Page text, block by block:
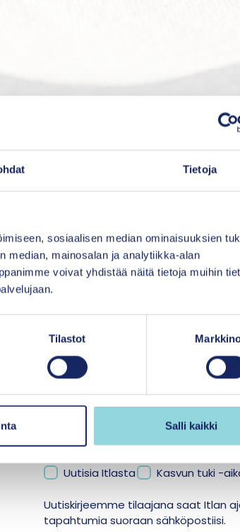
Tietoja
sosiaalisen median ominaisuuksien
median, mainosalan ja analytiikka-alan
voivat yhdistää näitä tietoja muihin
Tilastot
Salli kaikki
sosiaali- ja
ja johtajaPetra
jaSpotifyssa.
Tilaa uutiskirjeemme
Uutisia Itlasta Kasvun tuki -
Uutiskirjeemme tilaajana saat Itlan
tapahtumia suoraan sähköpostiisi.